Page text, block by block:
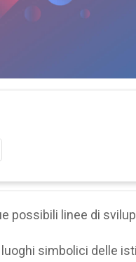
possibili linee di
luoghi simbolici delle